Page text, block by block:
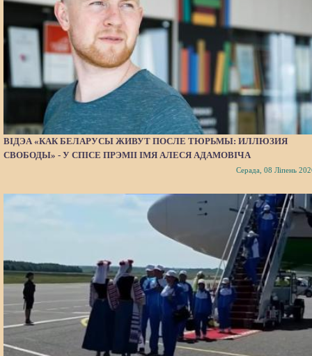
ВІДЭА «КАК БЕЛАРУСЫ ЖИВУТ ПОСЛЕ ТЮРЬМЫ: ИЛЛЮЗИЯ
СВОБОДЫ» - У СПІСЕ ПРЭМІІ ІМЯ АЛЕСЯ АДАМОВІЧА
Серада, 08 Ліпень